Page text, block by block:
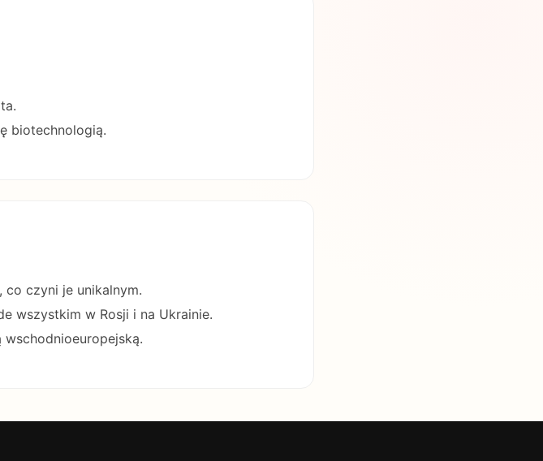
biotechnologią.
co czyni je unikalnym.
wszystkim w Rosji i na Ukrainie.